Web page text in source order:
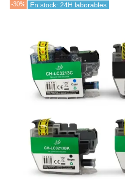
-30% En stock: 24H laborables